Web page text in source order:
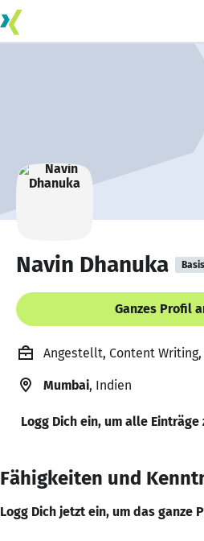
Navin Dhanuka Basis
Ganzes Profil
Angestellt, Content Writing,
Mumbai, Indien
Logg Dich ein, um alle Einträge
Fähigkeiten und
Logg Dich jetzt ein, um das ganze